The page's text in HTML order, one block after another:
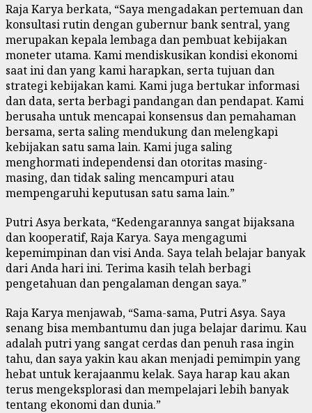
Raja Karya berkata, “Saya mengadakan pertemuan dan
konsultasi rutin dengan gubernur bank sentral, yang
merupakan kepala lembaga dan pembuat kebijakan
moneter utama. Kami mendiskusikan kondisi ekonomi
saat ini dan yang kami harapkan, serta tujuan dan
strategi kebijakan kami. Kami juga bertukar informasi
dan data, serta berbagi pandangan dan pendapat. Kami
berusaha untuk mencapai konsensus dan pemahaman
bersama, serta saling mendukung dan melengkapi
kebijakan satu sama lain. Kami juga saling
menghormati independensi dan otoritas masing-
masing, dan tidak saling mencampuri atau
mempengaruhi keputusan satu sama lain.”
Putri Asya berkata, “Kedengarannya sangat bijaksana
dan kooperatif, Raja Karya. Saya mengagumi
kepemimpinan dan visi Anda. Saya telah belajar banyak
dari Anda hari ini. Terima kasih telah berbagi
pengetahuan dan pengalaman dengan saya.”
Raja Karya menjawab, “Sama-sama, Putri Asya. Saya
senang bisa membantumu dan juga belajar darimu. Kau
adalah putri yang sangat cerdas dan penuh rasa ingin
tahu, dan saya yakin kau akan menjadi pemimpin yang
hebat untuk kerajaanmu kelak. Saya harap kau akan
terus mengeksplorasi dan mempelajari lebih banyak
tentang ekonomi dan dunia.”